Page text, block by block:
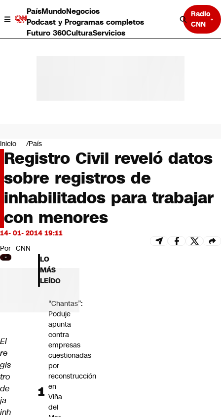
PaísMundoNegocios
Podcast y Programas completos
Futuro 360CulturaServicios
Radio
CNN
Negocios
Deportes
Programas completos
Cultura
Servicios
Bits
CNN tiempo
Futuro 360
Inicio País
Registro Civil reveló datos
sobre registros de
inhabilitados para trabajar
con menores
14- 01- 2014 19:11
Por CNN
El
re
gis
tro
de
ja
inh
LO
MÁS
LEÍDO
“Chantas”:
Poduje
apunta
contra
empresas
cuestionadas
por
reconstrucción
en
Viña
del